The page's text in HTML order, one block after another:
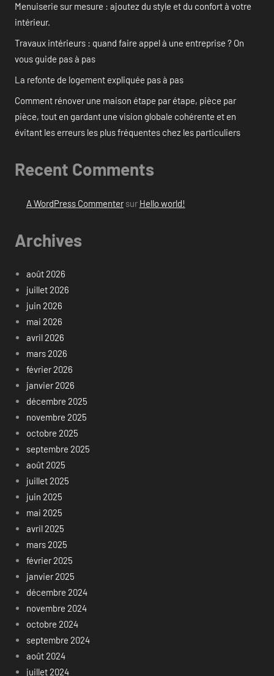
Menuiserie sur mesure : ajoutez du style et du confort à votre
intérieur.
Travaux intérieurs : quand faire appel à une entreprise ? On
vous guide pas à pas
La refonte de logement expliquée pas à pas
Comment rénover une maison étape par étape, pièce par
pièce, tout en gardant une vision globale cohérente et en
évitant les erreurs les plus fréquentes chez les particuliers
Recent Comments
A WordPress Commentersur Hello world!
Archives
août 2026
juillet 2026
juin 2026
mai 2026
avril 2026
mars 2026
février 2026
janvier 2026
décembre 2025
novembre 2025
octobre 2025
septembre 2025
août 2025
juillet 2025
juin 2025
mai 2025
avril 2025
mars 2025
février 2025
janvier 2025
décembre 2024
novembre 2024
octobre 2024
septembre 2024
août 2024
juillet 2024